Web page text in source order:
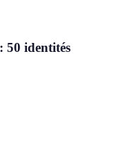
50 identités